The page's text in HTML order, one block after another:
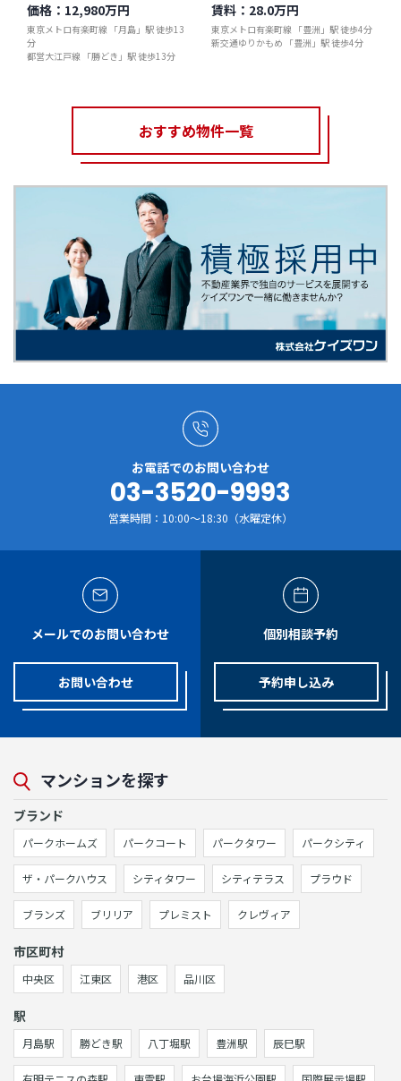
価格： 12,980万円
東京メトロ有楽町線 「月島」駅 徒歩13
分
都営大江戸線 「勝どき」駅 徒歩13分
賃料： 28.0万円
東京メトロ有楽町線 「豊洲」駅 徒歩4分
新交通ゆりかもめ 「豊洲」駅 徒歩4分
おすすめ物件一覧
お電話でのお問い合わせ
03-3520-9993
営業時間：10:00～18:30（水曜定休）
メールでのお問い合わせ
お問い合わせ
個別相談予約
予約申し込み
マンションを探す
ブランド
パークホームズ パークコート パークタワー パークシティ
ザ・パークハウス シティタワー シティテラス プラウド
ブランズ ブリリア プレミスト クレヴィア
市区町村
中央区 江東区 港区 品川区
駅
月島駅 勝どき駅 八丁堀駅 豊洲駅 辰巳駅